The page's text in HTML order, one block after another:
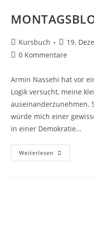
Kursbuch 19.
0 Kommentare
Armin Nassehi hat vor
Logik versucht, meine
auseinanderzunehmen.
würde mich einer
in einer Demokratie…
Weiterlesen